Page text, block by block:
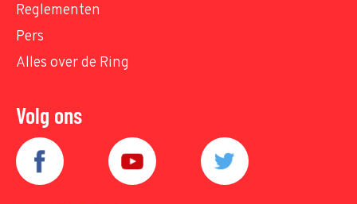
Reglementen
Pers
Alles over de Ring
Volg ons